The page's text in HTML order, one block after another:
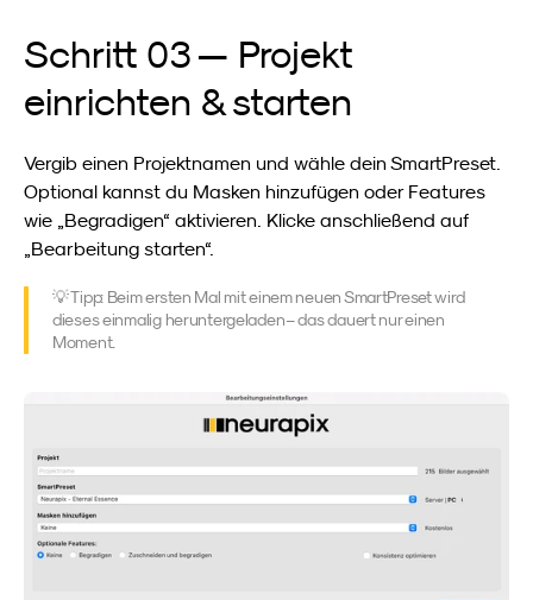
Schritt 03 — Projekt
einrichten & starten
Vergib einen Projektnamen und wähle dein SmartPreset.
Optional kannst du Masken hinzufügen oder Features
wie „Begradigen“ aktivieren. Klicke anschließend auf
„Bearbeitung starten“.
💡 Tipp: Beim ersten Mal mit einem neuen SmartPreset wird
dieses einmalig heruntergeladen – das dauert nur einen
Moment.